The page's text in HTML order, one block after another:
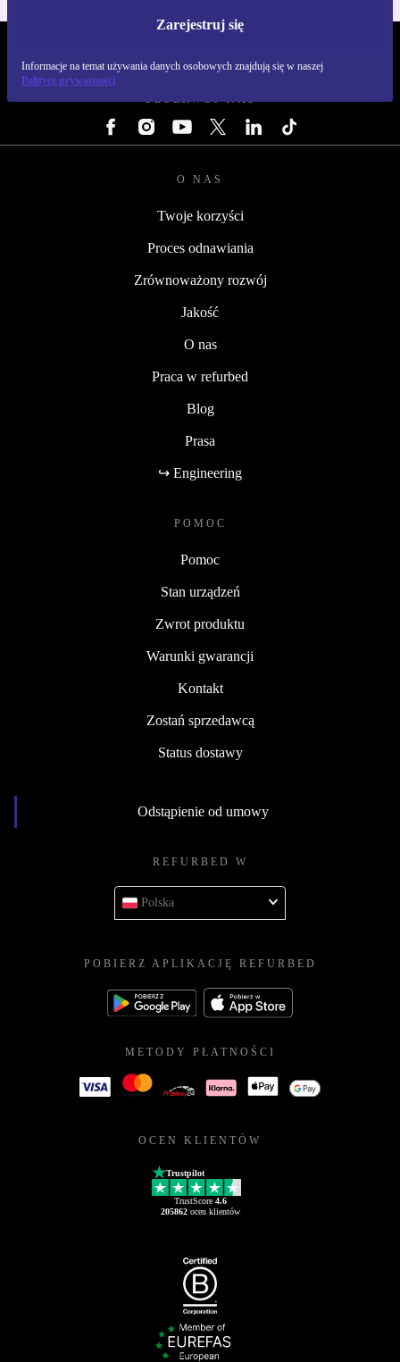
Zarejestruj się
Informacje na temat używania danych osobowych znajdują się w naszej
Polityce prywatności
OBSERWUJ NAS
O NAS
Twoje korzyści
Proces odnawiania
Zrównoważony rozwój
Jakość
O nas
Praca w refurbed
Blog
Prasa
↪ Engineering
POMOC
Pomoc
Stan urządzeń
Zwrot produktu
Warunki gwarancji
Kontakt
Zostań sprzedawcą
Status dostawy
Odstąpienie od umowy
REFURBED W
Polska
POBIERZ APLIKACJĘ REFURBED
METODY PŁATNOŚCI
OCEN KLIENTÓW
Trustpilot
TrustScore 4.6
205862ocen klientów